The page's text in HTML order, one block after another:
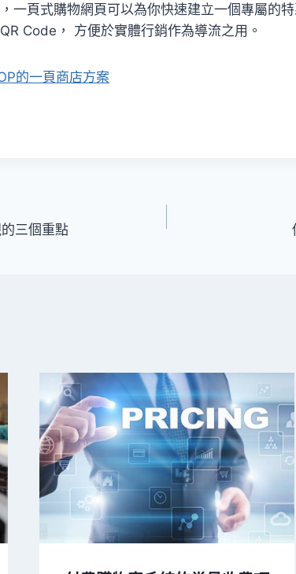
一頁式購物網頁可以為你快速建立一個專屬的
Code， 方便於實體行銷作為導流之用。
的一頁商店方案
三個重點